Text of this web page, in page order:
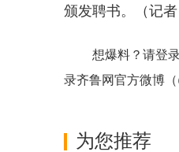
颁发聘书。（记者
想爆料？请登
录齐鲁网官方微博（
为您推荐